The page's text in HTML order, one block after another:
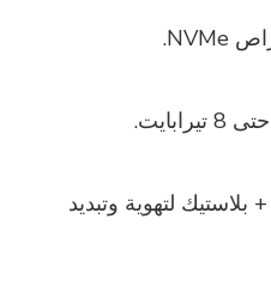
بلاستيك لتهوية وتبديد